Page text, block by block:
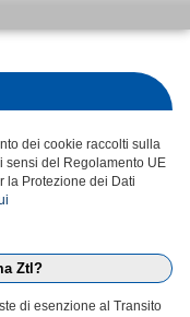
dei cookie raccolti sulla
sensi del Regolamento UE
la Protezione dei Dati
Ztl?
di esenzione al Transito